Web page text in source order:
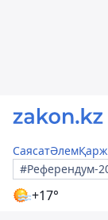
СаясатӘлем
#Референдум-
+17°